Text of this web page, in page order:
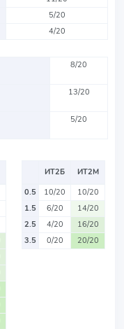
5/20
4/20
8/20
13/20
5/20
ИТ2Б
ИТ2М
0.5
10/20
10/20
1.5
6/20
14/20
2.5
4/20
16/20
3.5
0/20 20/20